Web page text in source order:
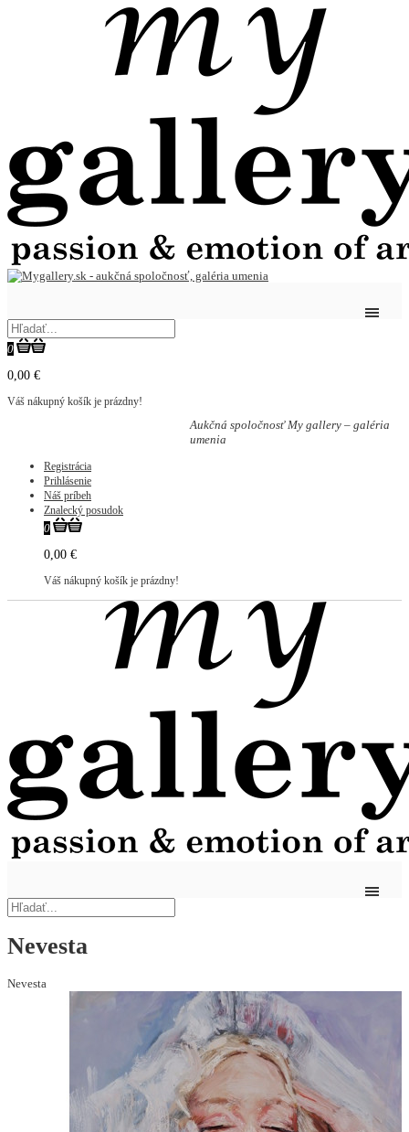
0
0,00 €
Váš nákupný košík je prázdny!
Aukčná spoločnosť My gallery – galéria
umenia
Registrácia
Prihlásenie
Náš príbeh
Znalecký posudok
0
0,00 €
Váš nákupný košík je prázdny!
Nevesta
Nevesta